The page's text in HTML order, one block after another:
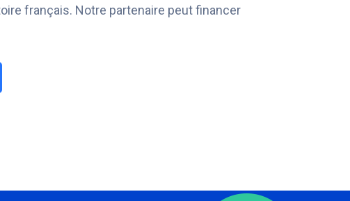
français. Notre partenaire peut financer